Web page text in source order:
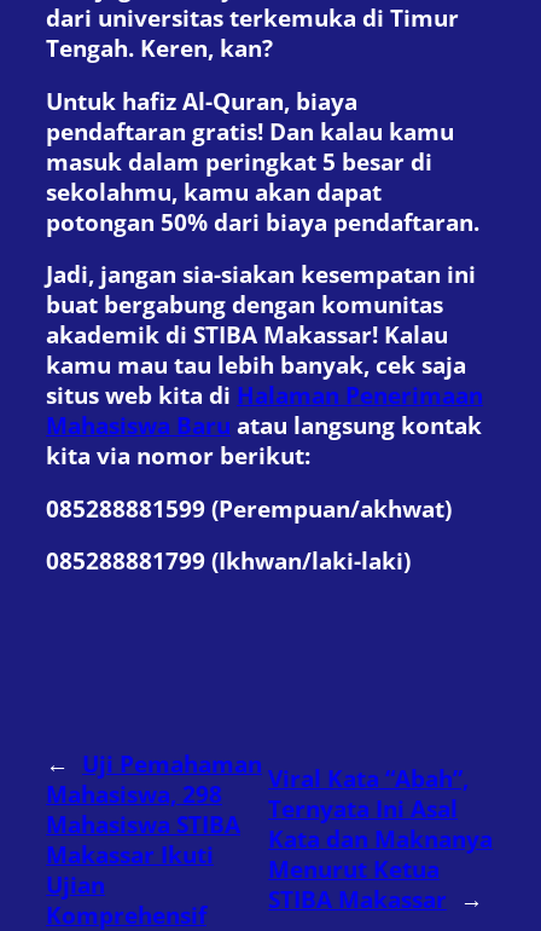
dari universitas terkemuka di Timur
Tengah. Keren, kan?
Untuk hafiz Al-Quran, biaya
pendaftaran gratis! Dan kalau kamu
masuk dalam peringkat 5 besar di
sekolahmu, kamu akan dapat
potongan 50% dari biaya pendaftaran.
Jadi, jangan sia-siakan kesempatan ini
buat bergabung dengan komunitas
akademik di STIBA Makassar! Kalau
kamu mau tau lebih banyak, cek saja
situs web kita di Halaman Penerimaan
Mahasiswa Baru atau langsung kontak
kita via nomor berikut:
085288881599 (Perempuan/akhwat)
085288881799 (Ikhwan/laki-laki)
← Uji Pemahaman
Mahasiswa, 298
Mahasiswa STIBA
Makassar Ikuti
Ujian
Komprehensif
Viral Kata “Abah”,
Ternyata Ini Asal
Kata dan Maknanya
Menurut Ketua
STIBA Makassar →